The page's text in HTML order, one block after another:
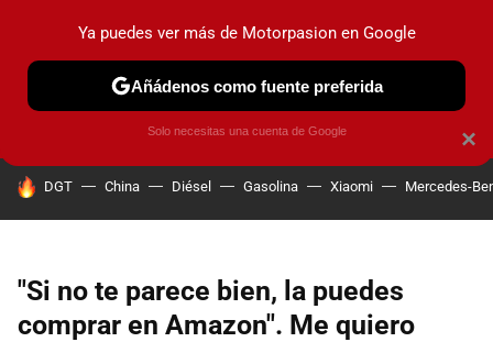
PRUEBAS COCHES ELÉCTRICOS OBSERVATORIO
HOY SE HABLA DE
DGT China Diésel Gasolina Xiaomi Mercedes-
"Si no te parece bien, la puedes
comprar en Amazon". Me quiero
×
Ya puedes ver más de Motorpasion en Google
Añádenos como fuente preferida
Solo necesitas una cuenta de Google